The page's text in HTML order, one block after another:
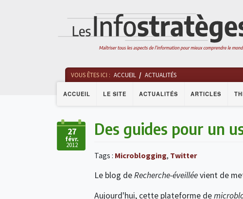
ACCUEIL LE SITE ACTUALITÉS ARTICLES
VOUS ÊTES ICI : ACCUEIL ACTUALITÉS
27
févr.
2012
Des guides pour un
Tags : Microblogging, Twitter
Le blog deRecherche-éveilléevient de
Aujourd'hui, cette plateforme de